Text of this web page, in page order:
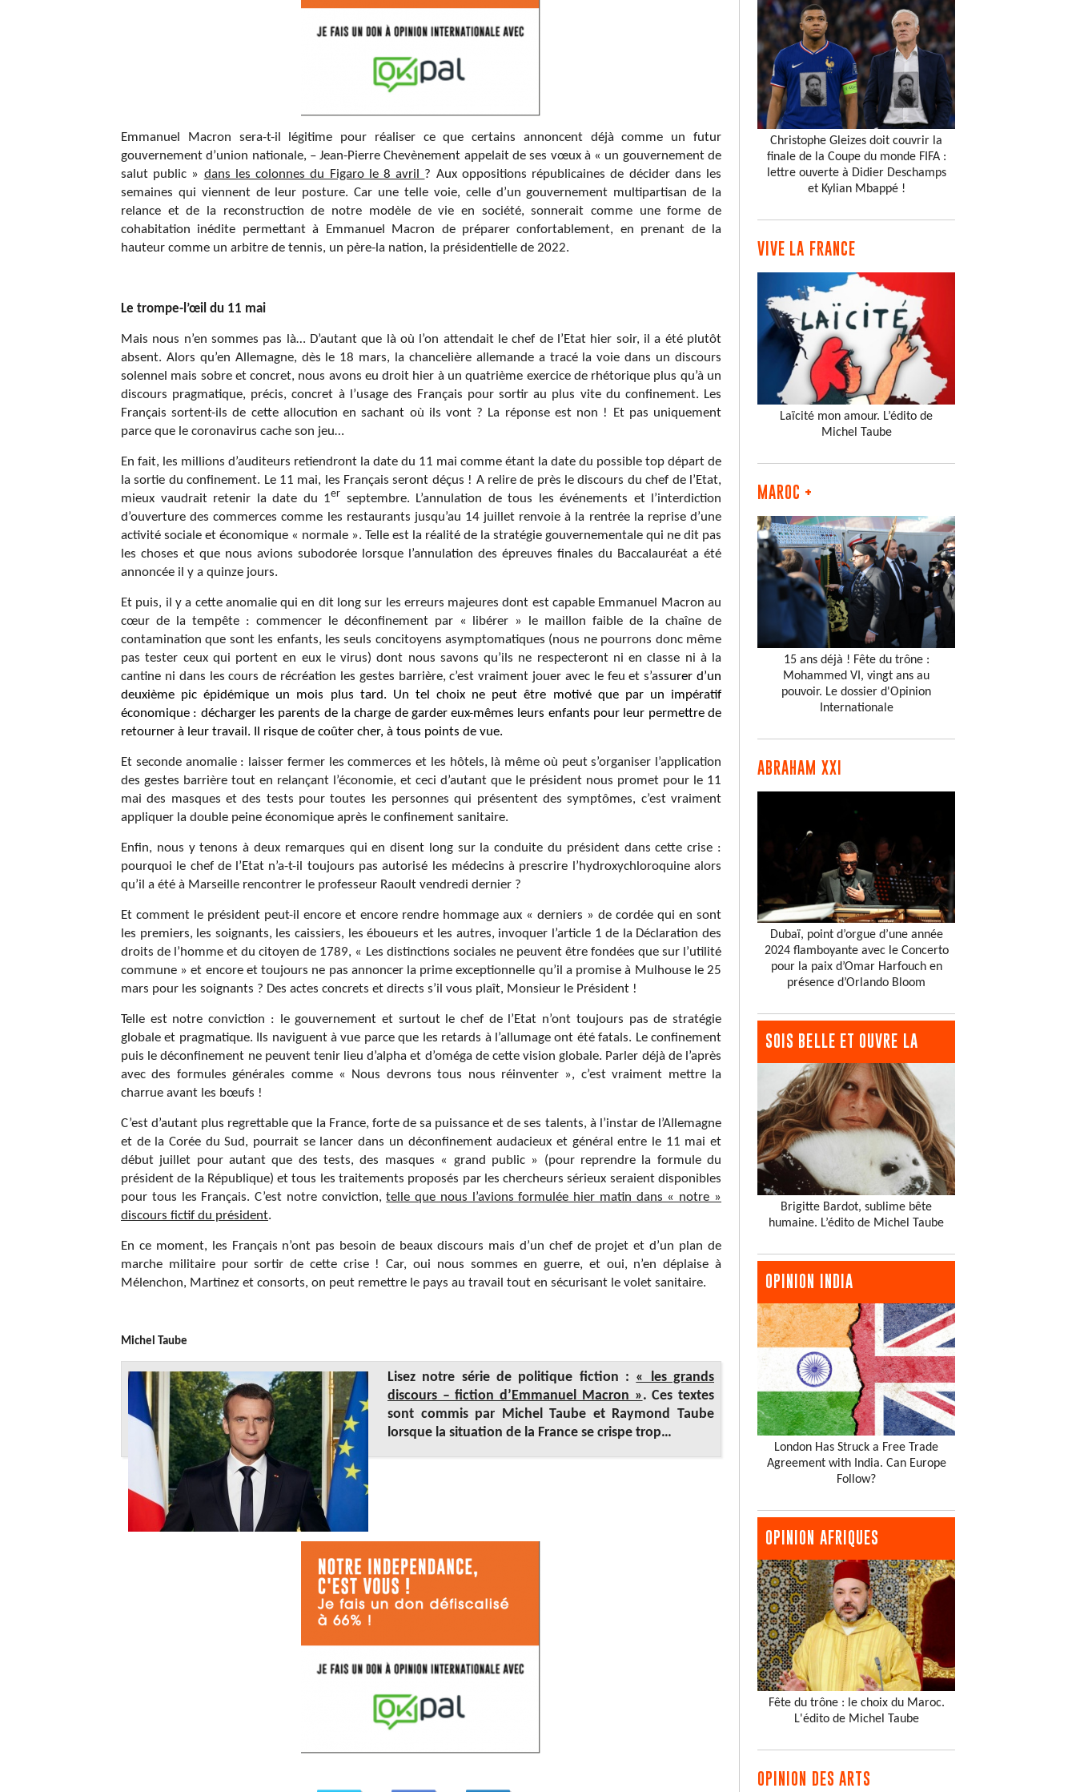
Emmanuel Macron sera-t-il légitime pour réaliser ce que certains annoncent déjà comme un futur
gouvernement d’union nationale, – Jean-Pierre Chevènement appelait de ses vœux à « un gouvernement de
salut public » dans les colonnes du Figaro le 8 avril ? Aux oppositions républicaines de décider dans les
semaines qui viennent de leur posture. Car une telle voie, celle d’un gouvernement multipartisan de la
relance et de la reconstruction de notre modèle de vie en société, sonnerait comme une forme de
cohabitation inédite permettant à Emmanuel Macron de préparer confortablement, en prenant de la
hauteur comme un arbitre de tennis, un père-la nation, la présidentielle de 2022.
Le trompe-l’œil du 11 mai
Mais nous n’en sommes pas là… D’autant que là où l’on attendait le chef de l’Etat hier soir, il a été plutôt
absent. Alors qu’en Allemagne, dès le 18 mars, la chancelière allemande a tracé la voie dans un discours
solennel mais sobre et concret, nous avons eu droit hier à un quatrième exercice de rhétorique plus qu’à un
discours pragmatique, précis, concret à l’usage des Français pour sortir au plus vite du confinement. Les
Français sortent-ils de cette allocution en sachant où ils vont ? La réponse est non ! Et pas uniquement
parce que le coronavirus cache son jeu…
En fait, les millions d’auditeurs retiendront la date du 11 mai comme étant la date du possible top départ de
la sortie du confinement. Le 11 mai, les Français seront déçus ! A relire de près le discours du chef de l’Etat,
mieux vaudrait retenir la date du 1er septembre. L’annulation de tous les événements et l’interdiction
d’ouverture des commerces comme les restaurants jusqu’au 14 juillet renvoie à la rentrée la reprise d’une
activité sociale et économique « normale ». Telle est la réalité de la stratégie gouvernementale qui ne dit pas
les choses et que nous avions subodorée lorsque l’annulation des épreuves finales du Baccalauréat a été
annoncée il y a quinze jours.
Et puis, il y a cette anomalie qui en dit long sur les erreurs majeures dont est capable Emmanuel Macron au
cœur de la tempête : commencer le déconfinement par « libérer » le maillon faible de la chaîne de
contamination que sont les enfants, les seuls concitoyens asymptomatiques (nous ne pourrons donc même
pas tester ceux qui portent en eux le virus) dont nous savons qu’ils ne respecteront ni en classe ni à la
cantine ni dans les cours de récréation les gestes barrière, c’est vraiment jouer avec le feu et s’assurer d’un
deuxième pic épidémique un mois plus tard. Un tel choix ne peut être motivé que par un impératif
économique : décharger les parents de la charge de garder eux-mêmes leurs enfants pour leur permettre de
retourner à leur travail. Il risque de coûter cher, à tous points de vue.
Et seconde anomalie : laisser fermer les commerces et les hôtels, là même où peut s’organiser l’application
des gestes barrière tout en relançant l’économie, et ceci d’autant que le président nous promet pour le 11
mai des masques et des tests pour toutes les personnes qui présentent des symptômes, c’est vraiment
appliquer la double peine économique après le confinement sanitaire.
Enfin, nous y tenons à deux remarques qui en disent long sur la conduite du président dans cette crise :
pourquoi le chef de l’Etat n’a-t-il toujours pas autorisé les médecins à prescrire l’hydroxychloroquine alors
qu’il a été à Marseille rencontrer le professeur Raoult vendredi dernier ?
Et comment le président peut-il encore et encore rendre hommage aux « derniers » de cordée qui en sont
les premiers, les soignants, les caissiers, les éboueurs et les autres, invoquer l’article 1 de la Déclaration des
droits de l’homme et du citoyen de 1789, « Les distinctions sociales ne peuvent être fondées que sur l’utilité
commune » et encore et toujours ne pas annoncer la prime exceptionnelle qu’il a promise à Mulhouse le 25
mars pour les soignants ? Des actes concrets et directs s’il vous plaît, Monsieur le Président !
Telle est notre conviction : le gouvernement et surtout le chef de l’Etat n’ont toujours pas de stratégie
globale et pragmatique. Ils naviguent à vue parce que les retards à l’allumage ont été fatals. Le confinement
puis le déconfinement ne peuvent tenir lieu d’alpha et d’oméga de cette vision globale. Parler déjà de l’après
avec des formules générales comme « Nous devrons tous nous réinventer », c’est vraiment mettre la
charrue avant les bœufs !
C’est d’autant plus regrettable que la France, forte de sa puissance et de ses talents, à l’instar de l’Allemagne
et de la Corée du Sud, pourrait se lancer dans un déconfinement audacieux et général entre le 11 mai et
début juillet pour autant que des tests, des masques « grand public » (pour reprendre la formule du
président de la République) et tous les traitements proposés par les chercheurs sérieux seraient disponibles
pour tous les Français. C’est notre conviction,telle que nous l’avions formulée hier matin dans « notre »
discours fictif du président.
En ce moment, les Français n’ont pas besoin de beaux discours mais d’un chef de projet et d’un plan de
marche militaire pour sortir de cette crise ! Car, oui nous sommes en guerre, et oui, n’en déplaise à
Mélenchon, Martinez et consorts, on peut remettre le pays au travail tout en sécurisant le volet sanitaire.
Michel Taube
Lisez notre série de politique fiction : « les grands
discours – fiction d’Emmanuel Macron ». Ces textes
sont commis par Michel Taube et Raymond Taube
lorsque la situation de la France se crispe trop…
Christophe Gleizes doit couvrir la
finale de la Coupe du monde FIFA :
lettre ouverte à Didier Deschamps
et Kylian Mbappé !
VIVE LA FRANCE
Laïcité mon amour. L’édito de
Michel Taube
MAROC +
15 ans déjà ! Fête du trône :
Mohammed VI, vingt ans au
pouvoir. Le dossier d'Opinion
Internationale
ABRAHAM XXI
Dubaï, point d’orgue d’une année
2024 flamboyante avec le Concerto
pour la paix d’Omar Harfouch en
présence d’Orlando Bloom
SOIS BELLE ET OUVRE LA
Brigitte Bardot, sublime bête
humaine. L’édito de Michel Taube
OPINION INDIA
London Has Struck a Free Trade
Agreement with India. Can Europe
Follow?
OPINION AFRIQUES
Fête du trône : le choix du Maroc.
L'édito de Michel Taube
OPINION DES ARTS